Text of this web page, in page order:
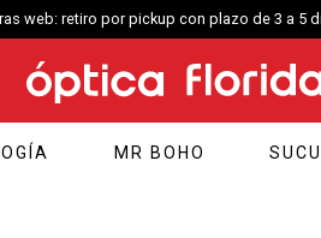
web: retiro por pickup con plazo de 3 a 5
MR BOHO